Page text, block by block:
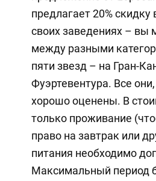
предлагает 20% скидку
своих заведениях – вы
между разными
пяти звезд – на Гран-
Фуэртевентура. Все
хорошо оценены. В
только проживание
право на завтрак или
питания необходимо
Максимальный период